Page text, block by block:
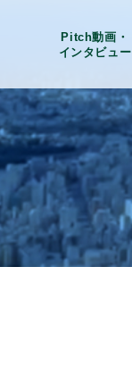
Pitch動画・
インタビュー